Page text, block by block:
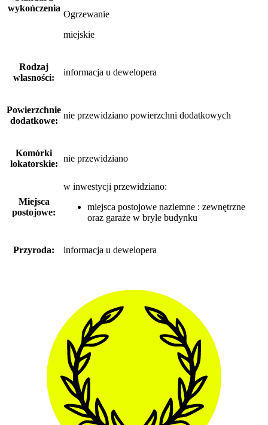
wykończenia
Ogrzewanie
miejskie
Rodzaj
własności:
informacja u dewelopera
Powierzchnie
dodatkowe:
nie przewidziano powierzchni dodatkowych
Komórki
lokatorskie:
nie przewidziano
Miejsca
postojowe:
w inwestycji przewidziano:
miejsca postojowe naziemne : zewnętrzne
oraz garaże w bryle budynku
Przyroda: informacja u dewelopera